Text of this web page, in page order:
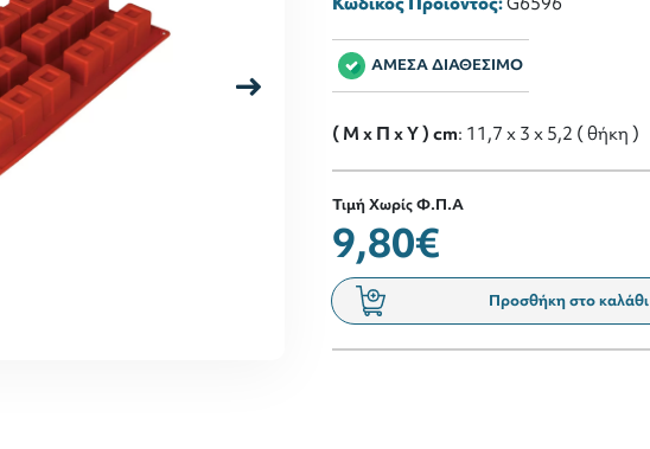
ΑΜΕΣΑ ΔΙΑΘΕΣΙΜΟ
( M x Π x Y ) cm: 11,7 x 3 x 5,2 ( θήκη )
Τιμή Χωρίς Φ.Π.Α
9,80€
Προσθήκη στο καλάθι